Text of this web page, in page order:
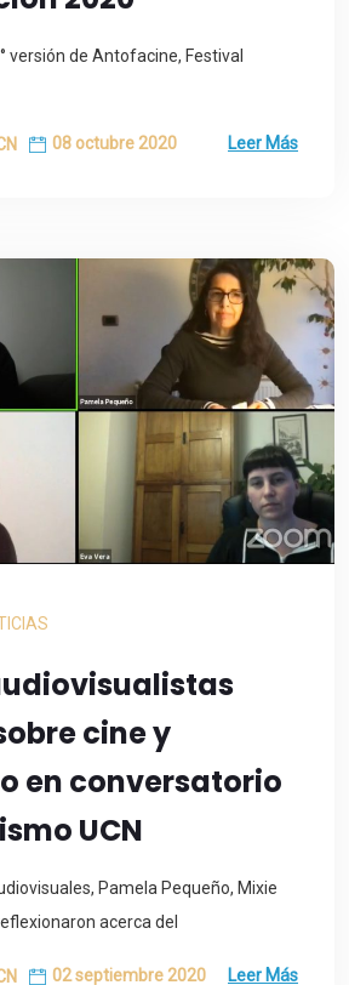
versión de Antofacine, Festival
08 octubre 2020 Leer Más
cine y
en conversatorio
UCN
Pamela Pequeño, Mixie
acerca del
02 septiembre 2020 Leer Más